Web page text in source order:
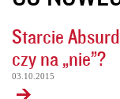
Starcie
czy na „nie”?
03.10.2015